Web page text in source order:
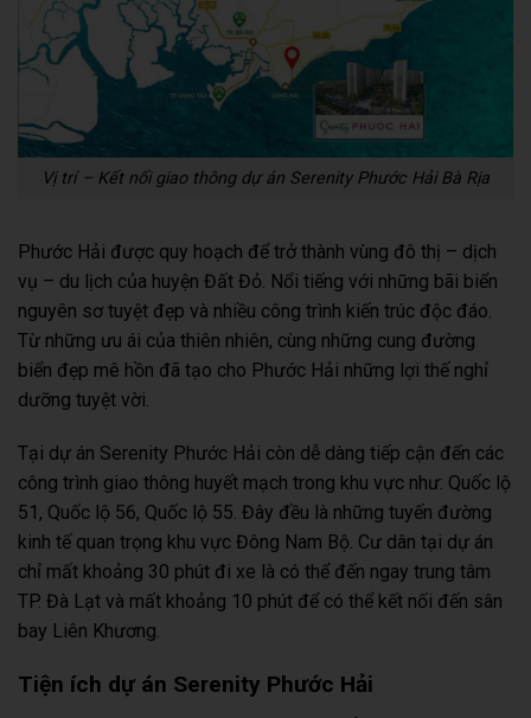
Vị trí – Kết nối giao thông dự án Serenity Phước Hải Bà Rịa
Phước Hải được quy hoạch để trở thành vùng đô thị – dịch
vụ – du lịch của huyện Đất Đỏ. Nổi tiếng với những bãi biển
nguyên sơ tuyệt đẹp và nhiều công trình kiến trúc độc đáo.
Từ những ưu ái của thiên nhiên, cùng những cung đường
biển đẹp mê hồn đã tạo cho Phước Hải những lợi thế nghỉ
dưỡng tuyệt vời.
Tại dự án Serenity Phước Hải còn dễ dàng tiếp cận đến các
công trình giao thông huyết mạch trong khu vực như: Quốc lộ
51, Quốc lộ 56, Quốc lộ 55. Đây đều là những tuyến đường
kinh tế quan trọng khu vực Đông Nam Bộ. Cư dân tại dự án
chỉ mất khoảng 30 phút đi xe là có thể đến ngay trung tâm
TP. Đà Lạt và mất khoảng 10 phút để có thể kết nối đến sân
bay Liên Khương.
Tiện ích dự án Serenity Phước Hải